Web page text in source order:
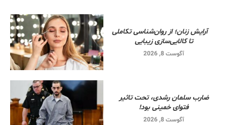
آرایش زنان؛ از روان‌شناسی تکاملی
تا کالایی‌سازی زیبایی
آگوست 8, 2026
ضارب سلمان رشدی، تحت تاثیر
فتوای خمینی بود!
آگوست 8, 2026